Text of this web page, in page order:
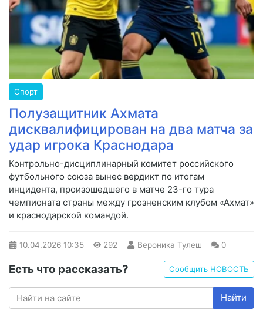
Спорт
Полузащитник Ахмата
дисквалифицирован на два матча за
удар игрока Краснодара
Контрольно-дисциплинарный комитет российского
футбольного союза вынес вердикт по итогам
инцидента, произошедшего в матче 23-го тура
чемпионата страны между грозненским клубом «Ахмат»
и краснодарской командой.
10.04.2026 10:35 292 Вероника Тулеш 0
Есть что рассказать? Сообщить НОВОСТЬ
Найти